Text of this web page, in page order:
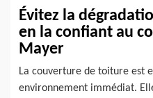
Évitez la
en la confiant au
Mayer
La couverture de toiture est
environnement immédiat.